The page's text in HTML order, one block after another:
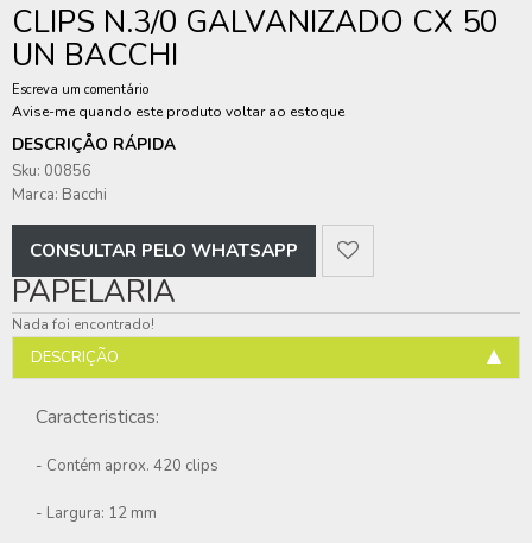
CLIPS N.3/0 GALVANIZADO CX 50
UN BACCHI
Escreva um comentário
Avise-me quando este produto voltar ao estoque
DESCRIÇÅO RÁPIDA
Sku: 00856
Marca: Bacchi
CONSULTAR PELO WHATSAPP
PAPELARIA
Nada foi encontrado!
DESCRIÇÃO
Caracteristicas:
- Contém aprox. 420 clips
- Largura: 12 mm